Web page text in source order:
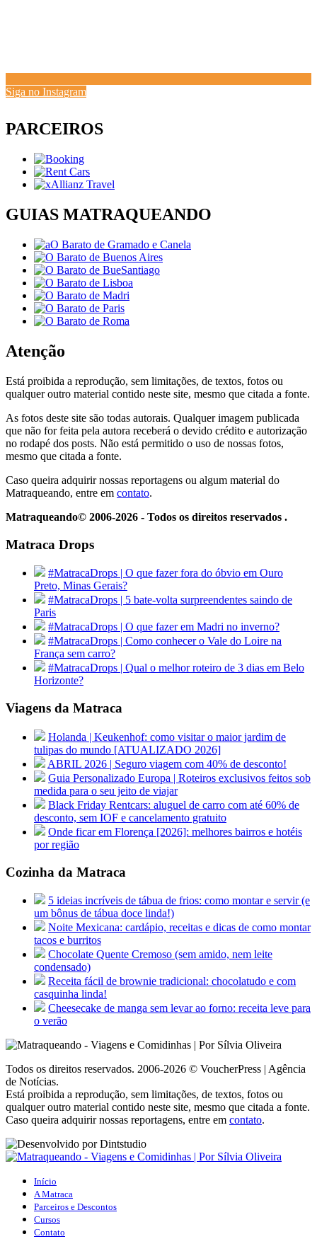
Siga no Instagram
PARCEIROS
GUIAS MATRAQUEANDO
Atenção
Está proibida a reprodução, sem limitações, de textos, fotos ou
qualquer outro material contido neste site, mesmo que citada a fonte.
As fotos deste site são todas autorais. Qualquer imagem publicada
que não for feita pela autora receberá o devido crédito e autorização
no rodapé dos posts. Não está permitido o uso de nossas fotos,
mesmo que citada a fonte.
Caso queira adquirir nossas reportagens ou algum material do
Matraqueando, entre em contato.
Matraqueando© 2006-2026 - Todos os direitos reservados .
Matraca Drops
#MatracaDrops | O que fazer fora do óbvio em Ouro
Preto, Minas Gerais?
#MatracaDrops | 5 bate-volta surpreendentes saindo de
Paris
#MatracaDrops | O que fazer em Madri no inverno?
#MatracaDrops | Como conhecer o Vale do Loire na
França sem carro?
#MatracaDrops | Qual o melhor roteiro de 3 dias em Belo
Horizonte?
Viagens da Matraca
Holanda | Keukenhof: como visitar o maior jardim de
tulipas do mundo [ATUALIZADO 2026]
ABRIL 2026 | Seguro viagem com 40% de desconto!
Guia Personalizado Europa | Roteiros exclusivos feitos sob
medida para o seu jeito de viajar
Black Friday Rentcars: aluguel de carro com até 60% de
desconto, sem IOF e cancelamento gratuito
Onde ficar em Florença [2026]: melhores bairros e hotéis
por região
Cozinha da Matraca
5 ideias incríveis de tábua de frios: como montar e servir (e
um bônus de tábua doce linda!)
Noite Mexicana: cardápio, receitas e dicas de como montar
tacos e burritos
Chocolate Quente Cremoso (sem amido, nem leite
condensado)
Receita fácil de brownie tradicional: chocolatudo e com
casquinha linda!
Cheesecake de manga sem levar ao forno: receita leve para
o verão
Todos os direitos reservados. 2006-2026 © VoucherPress | Agência
de Notícias.
Está proibida a reprodução, sem limitações, de textos, fotos ou
qualquer outro material contido neste site, mesmo que citada a fonte.
Caso queira adquirir nossas reportagens, entre em contato.
Início
A Matraca
Parceiros e Descontos
Cursos
Contato